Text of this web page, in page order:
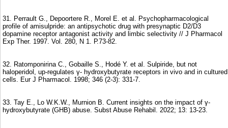
31. Perrault G., Depoortere R., Morel E. et al. Psychopharmacological
profile of amisulpride: an antipsychotic drug with presynaptic D2/D3
dopamine receptor antagonist activity and limbic selectivity // J Pharmacol
Exp Ther. 1997. Vol. 280, N 1. Р.73-82.
32. Ratomponirina C., Gobaille S., Hodé Y. et al. Sulpiride, but not
haloperidol, up-regulates γ- hydroxybutyrate receptors in vivo and in cultured
cells. Eur J Pharmacol. 1998; 346 (2-3): 331-7.
33. Tay E., Lo W.K.W., Murnion B. Current insights on the impact of γ-
hydroxybutyrate (GHB) abuse. Subst Abuse Rehabil. 2022; 13: 13-23.